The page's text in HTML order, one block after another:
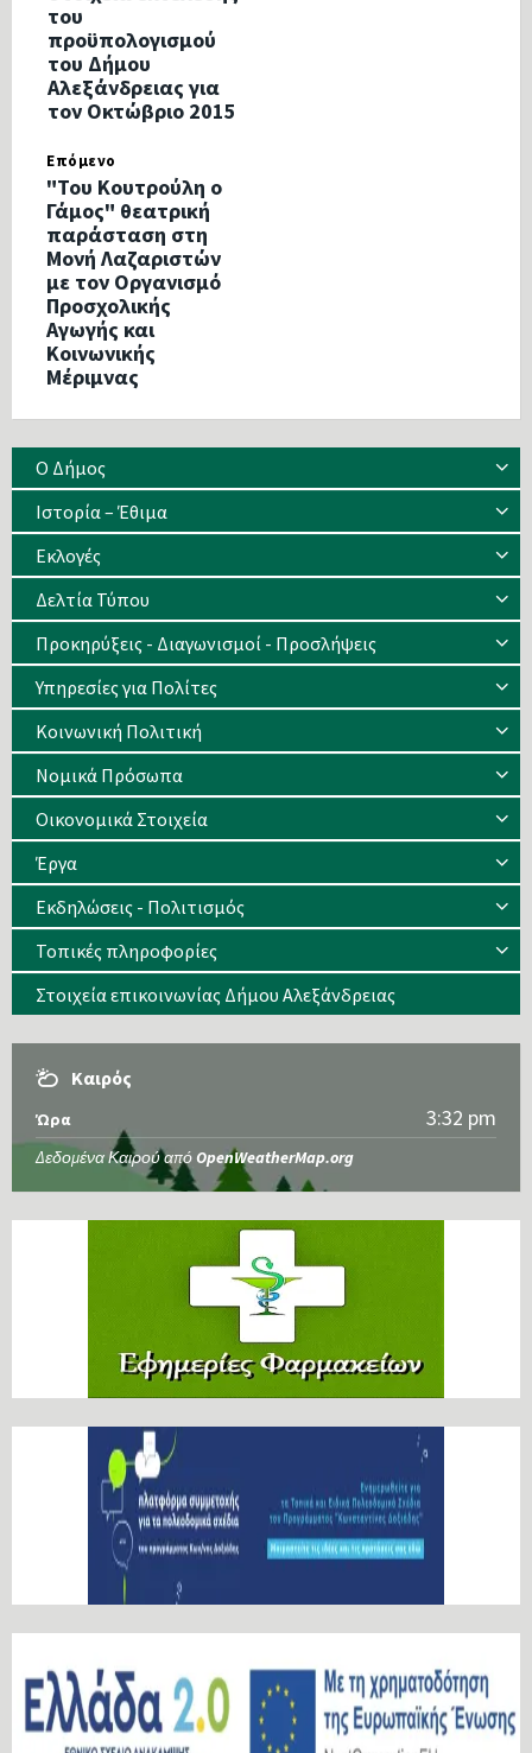
του
προϋπολογισμού
του Δήμου
Αλεξάνδρειας για
τον Οκτώβριο 2015
Επόμενο
"Του Κουτρούλη ο
Γάμος" θεατρική
παράσταση στη
Μονή Λαζαριστών
με τον Οργανισμό
Προσχολικής
Αγωγής και
Κοινωνικής
Μέριμνας
Ο Δήμος
Ιστορία – Έθιμα
Eκλογές
Δελτία Τύπου
Προκηρύξεις - Διαγωνισμοί - Προσλήψεις
Υπηρεσίες για Πολίτες
Κοινωνική Πολιτική
Νομικά Πρόσωπα
Οικονομικά Στοιχεία
Έργα
Εκδηλώσεις - Πολιτισμός
Τοπικές πληροφορίες
Στοιχεία επικοινωνίας Δήμου Αλεξάνδρειας
Καιρός
Ώρα 3:32 pm
Δεδομένα Καιρού από OpenWeatherMap.org